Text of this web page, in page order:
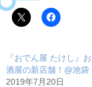
『おでん屋 たけし』
酒屋の新店舗！@池袋
2019年7月20日